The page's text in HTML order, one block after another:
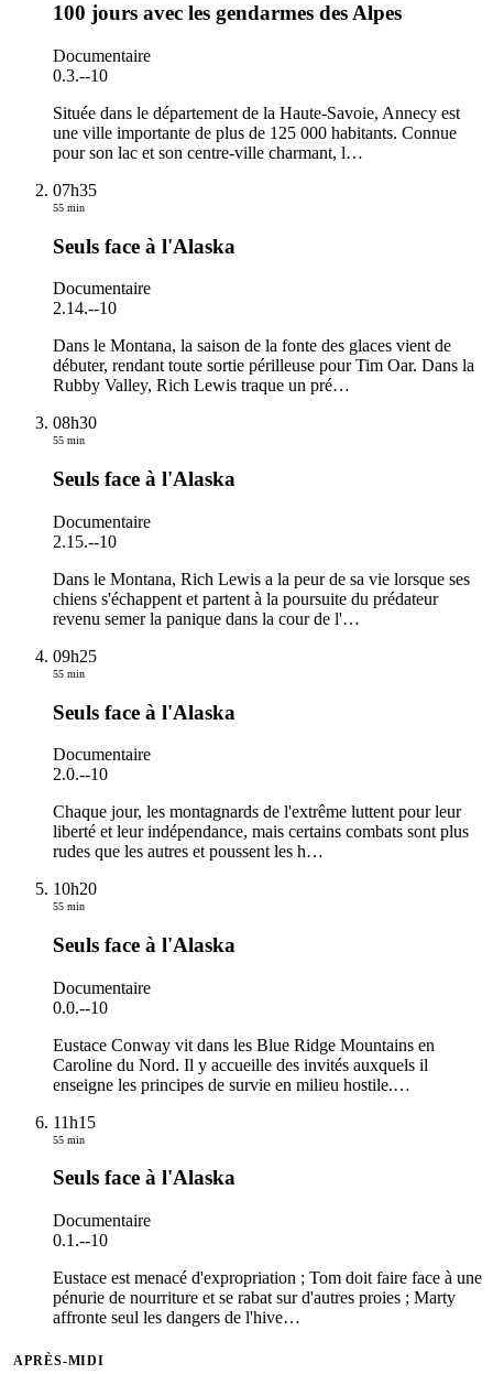
100 jours avec les gendarmes des Alpes
Documentaire
0.3.--10
Située dans le département de la Haute-Savoie, Annecy est
une ville importante de plus de 125 000 habitants. Connue
pour son lac et son centre-ville charmant, l…
07h35
55 min
Seuls face à l'Alaska
Documentaire
2.14.--10
Dans le Montana, la saison de la fonte des glaces vient de
débuter, rendant toute sortie périlleuse pour Tim Oar. Dans la
Rubby Valley, Rich Lewis traque un pré…
08h30
55 min
Seuls face à l'Alaska
Documentaire
2.15.--10
Dans le Montana, Rich Lewis a la peur de sa vie lorsque ses
chiens s'échappent et partent à la poursuite du prédateur
revenu semer la panique dans la cour de l'…
09h25
55 min
Seuls face à l'Alaska
Documentaire
2.0.--10
Chaque jour, les montagnards de l'extrême luttent pour leur
liberté et leur indépendance, mais certains combats sont plus
rudes que les autres et poussent les h…
10h20
55 min
Seuls face à l'Alaska
Documentaire
0.0.--10
Eustace Conway vit dans les Blue Ridge Mountains en
Caroline du Nord. Il y accueille des invités auxquels il
enseigne les principes de survie en milieu hostile.…
11h15
55 min
Seuls face à l'Alaska
Documentaire
0.1.--10
Eustace est menacé d'expropriation ; Tom doit faire face à une
pénurie de nourriture et se rabat sur d'autres proies ; Marty
affronte seul les dangers de l'hive…
APRÈS-MIDI